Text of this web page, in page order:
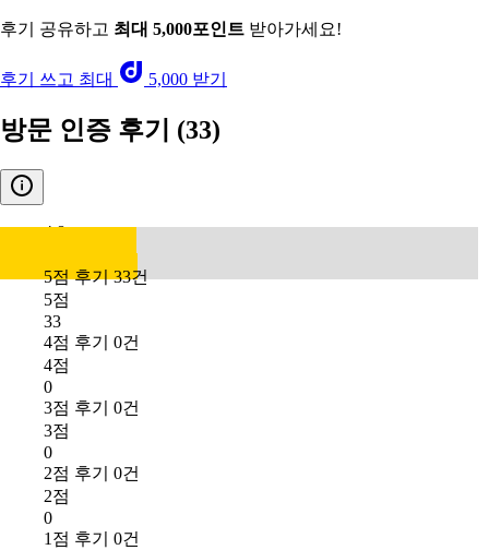
후기 공유하고 최대 5,000포인트 받아가세요!
후기 쓰고 최대 5,000 받기
방문 인증 후기 (33)
4.8
5점 후기 33건
5점
33
4점 후기 0건
4점
0
3점 후기 0건
3점
0
2점 후기 0건
2점
0
1점 후기 0건